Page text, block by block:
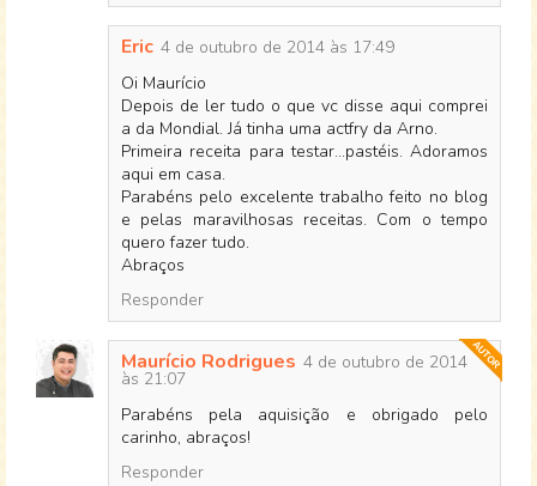
Eric 4 de outubro de 2014 às 17:49
Oi Maurício
Depois de ler tudo o que vc disse aqui comprei
a da Mondial. Já tinha uma actfry da Arno.
Primeira receita para testar...pastéis. Adoramos
aqui em casa.
Parabéns pelo excelente trabalho feito no blog
e pelas maravilhosas receitas. Com o tempo
quero fazer tudo.
Abraços
Responder
Maurício Rodrigues 4 de outubro de 2014
às 21:07
Parabéns pela aquisição e obrigado pelo
carinho, abraços!
Responder